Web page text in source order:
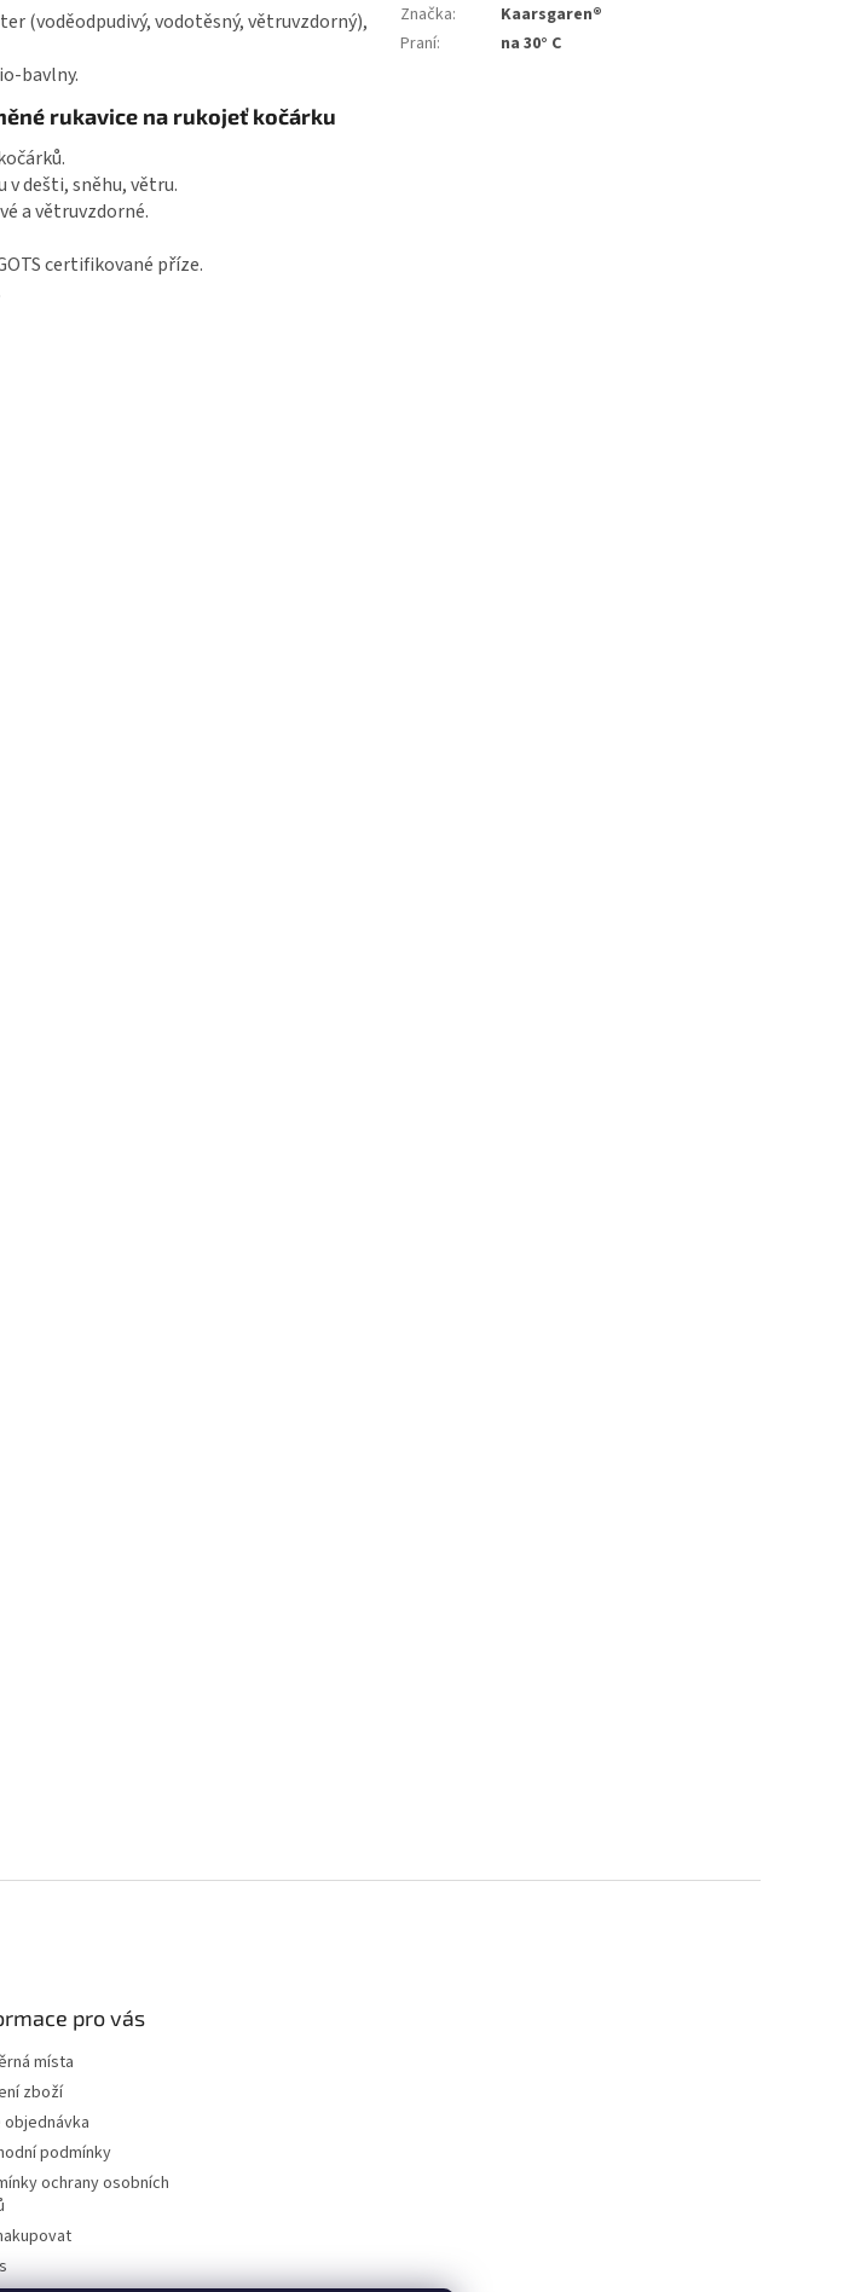
(voděodpudivý, vodotěsný, větruvzdorný),
bavlny.
rukavice na rukojeť kočárku
dešti, sněhu, větru.
a větruvzdorné.
certifikované příze.
Značka:
Kaarsgaren®
Praní: na 30° C
pro vás
místa
zboží
objednávka
podmínky
ochrany osobních